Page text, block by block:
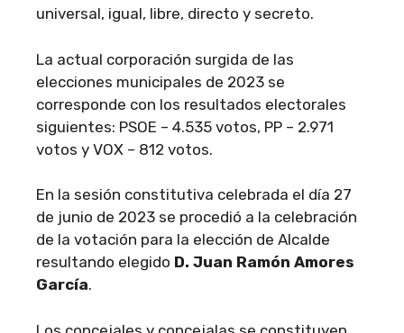
universal, igual, libre, directo y secreto.
La actual corporación surgida de las
elecciones municipales de 2023 se
corresponde con los resultados electorales
siguientes: PSOE – 4.535 votos, PP – 2.971
votos y VOX – 812 votos.
En la sesión constitutiva celebrada el día 27
de junio de 2023 se procedió a la celebración
de la votación para la elección de Alcalde
resultando elegido D. Juan Ramón Amores
García.